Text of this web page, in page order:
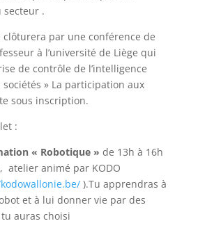
secteur .
clôturera par une conférence de
à l’université de Liège qui
de contrôle de l’intelligence
» La participation aux
sous inscription.
:
« Robotique » de 13h à 16h
atelier animé par KODO
).Tu apprendras à
et à lui donner vie par des
auras choisi